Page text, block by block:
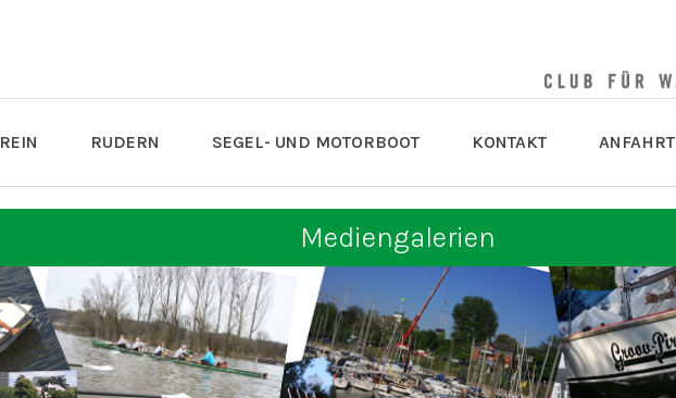
RUDERN SEGEL- UND MOTORBOOT KONTAKT ANFAHRT
Mediengalerien